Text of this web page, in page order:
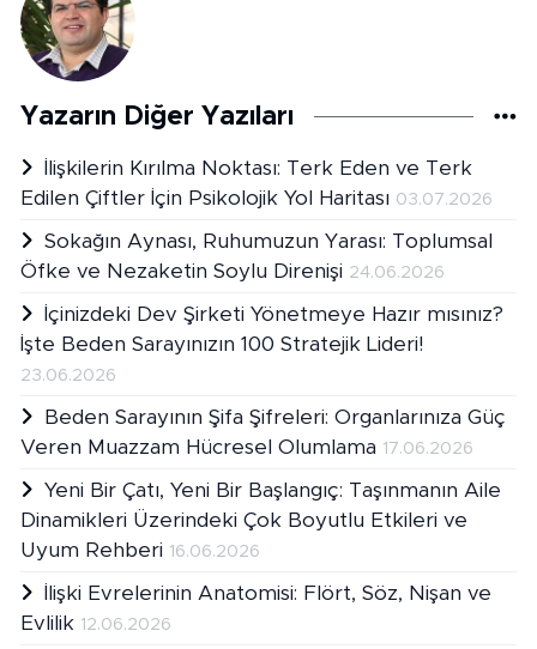
Yazarın Diğer Yazıları
İlişkilerin Kırılma Noktası: Terk Eden ve Terk
Edilen Çiftler İçin Psikolojik Yol Haritası 03.07.2026
Sokağın Aynası, Ruhumuzun Yarası: Toplumsal
Öfke ve Nezaketin Soylu Direnişi 24.06.2026
İçinizdeki Dev Şirketi Yönetmeye Hazır mısınız?
İşte Beden Sarayınızın 100 Stratejik Lideri!
23.06.2026
Beden Sarayının Şifa Şifreleri: Organlarınıza Güç
Veren Muazzam Hücresel Olumlama 17.06.2026
Yeni Bir Çatı, Yeni Bir Başlangıç: Taşınmanın Aile
Dinamikleri Üzerindeki Çok Boyutlu Etkileri ve
Uyum Rehberi 16.06.2026
İlişki Evrelerinin Anatomisi: Flört, Söz, Nişan ve
Evlilik 12.06.2026